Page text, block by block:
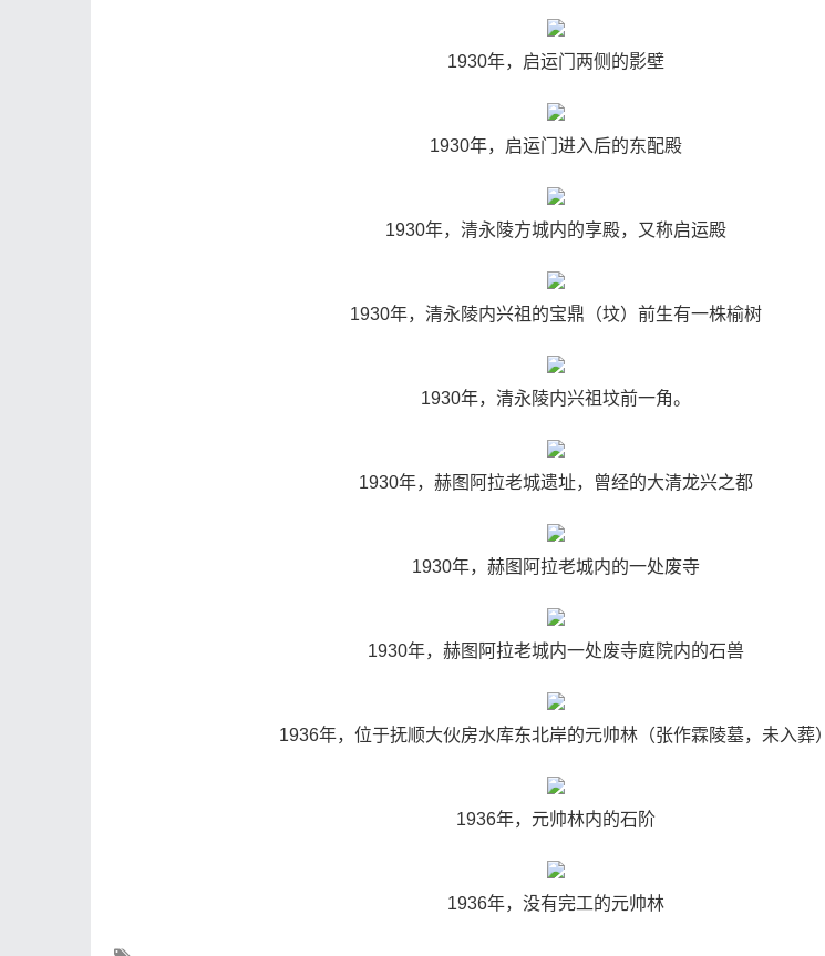
1930年，启运门两侧的影壁
1930年，启运门进入后的东配殿
1930年，清永陵方城内的享殿，又称启运殿
1930年，清永陵内兴祖的宝鼎（坟）前生有一株榆树
1930年，清永陵内兴祖坟前一角。
1930年，赫图阿拉老城遗址，曾经的大清龙兴之都
1930年，赫图阿拉老城内的一处废寺
1930年，赫图阿拉老城内一处废寺庭院内的石兽
1936年，位于抚顺大伙房水库东北岸的元帅林（张作霖陵墓，未入葬）
1936年，元帅林内的石阶
1936年，没有完工的元帅林